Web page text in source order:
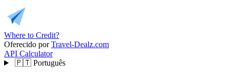
Where to Credit?
Oferecido por Travel-Dealz.com
API Calculator
🇵🇹 Português